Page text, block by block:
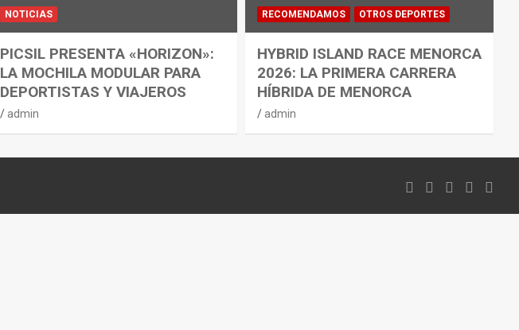
NOTICIAS
PICSIL PRESENTA «HORIZON»:
LA MOCHILA MODULAR PARA
DEPORTISTAS Y VIAJEROS
admin
RECOMENDAMOS OTROS DEPORTES
HYBRID ISLAND RACE MENORCA
2026: LA PRIMERA CARRERA
HÍBRIDA DE MENORCA
admin